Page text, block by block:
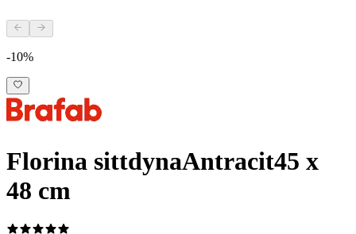
-10%
Florina sittdynaAntracit45 x
48 cm